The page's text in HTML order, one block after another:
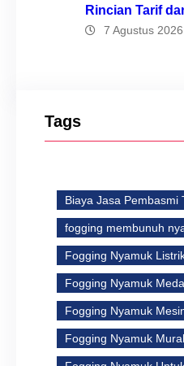
Rincian Tarif
7 Agustus 2026
Tags
Biaya Jasa Pembasmi
fogging membunuh
Fogging Nyamuk
Fogging Nyamuk
Fogging Nyamuk
Fogging Nyamuk